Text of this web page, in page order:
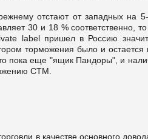
отстают от западных на
30 и 18 % соответственно,
label пришел в Россию
торможения было и остается
пока еще "ящик Пандоры", и
СТМ.
в качестве основного